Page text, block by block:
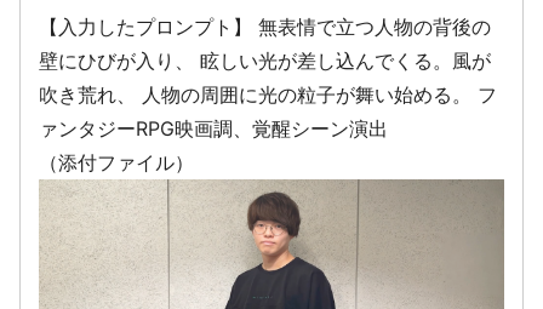
【入力したプロンプト】 無表情で立つ人物の背後の
壁にひびが入り、 眩しい光が差し込んでくる。風が
吹き荒れ、 人物の周囲に光の粒子が舞い始める。 フ
ァンタジーRPG映画調、覚醒シーン演出
（添付ファイル）